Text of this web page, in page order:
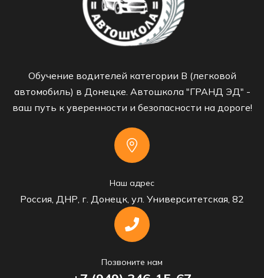
Обучение водителей категории B (легковой
автомобиль) в Донецке. Автошкола "ГРАНД ЭД" -
ваш путь к уверенности и безопасности на дороге!
Наш адрес
Россия, ДНР, г. Донецк, ул. Университетская, 82
Позвоните нам